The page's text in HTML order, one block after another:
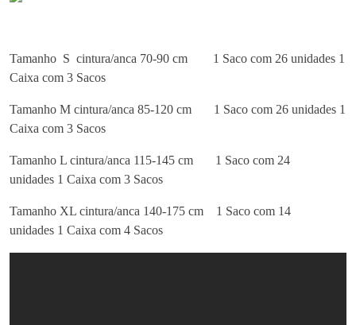
Tamanho S cintura/anca 70-90 cm 1 Saco com 26 unidades 1
Caixa com 3 Sacos
Tamanho M cintura/anca 85-120 cm 1 Saco com 26 unidades 1
Caixa com 3 Sacos
Tamanho L cintura/anca 115-145 cm 1 Saco com 24
unidades 1 Caixa com 3 Sacos
Tamanho XL cintura/anca 140-175 cm 1 Saco com 14
unidades 1 Caixa com 4 Sacos